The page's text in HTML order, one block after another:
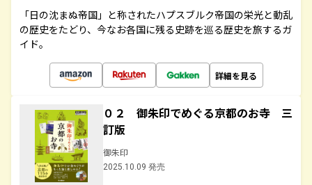
「日の沈まぬ帝国」と称されたハプスブルク帝国の栄光と動乱
の歴史をたどり、今なお各国に残る史跡を巡る歴史を旅するガ
イド。
詳細を見る
０２ 御朱印でめぐる京都のお寺 三
訂版
御朱印
2025.10.09 発売